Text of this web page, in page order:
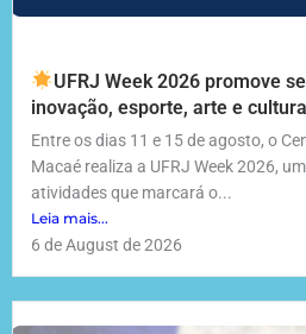
UFRJ Week 2026 promove
inovação, esporte, arte e
Entre os dias 11 e 15 de agosto, o
Macaé realiza a UFRJ Week 2026,
atividades que marcará o...
Leia mais...
6 de August de 2026